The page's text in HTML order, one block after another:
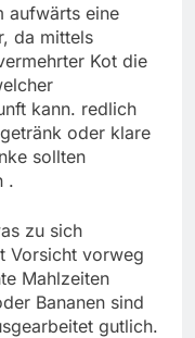
aufwärts eine
da mittels
Kot die
kann. redlich
oder klare
sollten
.
zu sich
Vorsicht vorweg
Mahlzeiten
Bananen sind
gutlich.